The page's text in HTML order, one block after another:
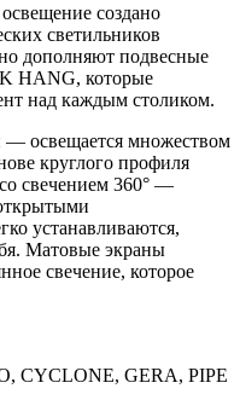
создано
светильников
дополняют подвесные
HANG, которые
над каждым столиком.
— освещается множеством
круглого профиля
свечением 360° —
устанавливаются,
Матовые экраны
свечение, которое
CYCLONE, GERA, PIPE